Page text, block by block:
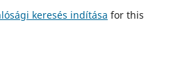
keresés indítása for this